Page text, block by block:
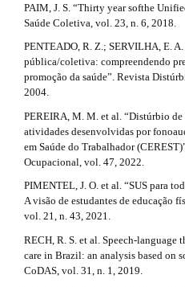
PAIM, J. S. “Thirty year softhe
Saúde Coletiva, vol. 23, n. 6, 2018.
PENTEADO, R. Z.; SERVILHA, E.
pública/coletiva: compreendendo
promoção da saúde”. Revista
2004.
PEREIRA, M. M. et al. “Distúrbio
atividades desenvolvidas por
em Saúde do Trabalhador
Ocupacional, vol. 47, 2022.
PIMENTEL, J. O. et al. “SUS para
A visão de estudantes de educação
vol. 21, n. 43, 2021.
RECH, R. S. et al. Speech-language
care in Brazil: an analysis based on
CoDAS, vol. 31, n. 1, 2019.